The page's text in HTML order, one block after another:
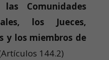
Comunidades
los Jueces,
y los miembros de
144.2)